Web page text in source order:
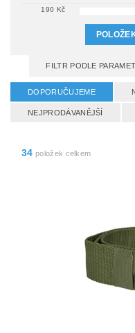
190 Kč
FILTR PODLE
DOPORUČUJEME
NEJPRODÁVANĚJŠÍ
34 položek celkem